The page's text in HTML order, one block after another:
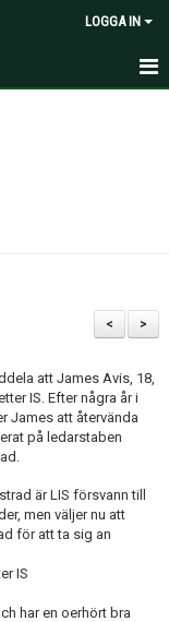
LOGGA IN
>
<
att James Avis, 18,
IS. Efter några år i
James att återvända
på ledarstaben
är LIS försvann till
men väljer nu att
för att ta sig an
IS
har en oerhört bra